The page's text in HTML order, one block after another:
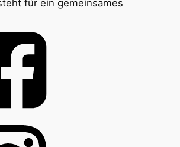
für ein gemeinsames